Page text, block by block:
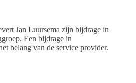
Jan Luursema zijn bijdrage in
Een bijdrage in
belang van de service provider.